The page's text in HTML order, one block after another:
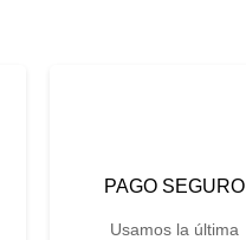
PAGO SEGURO
Usamos la última